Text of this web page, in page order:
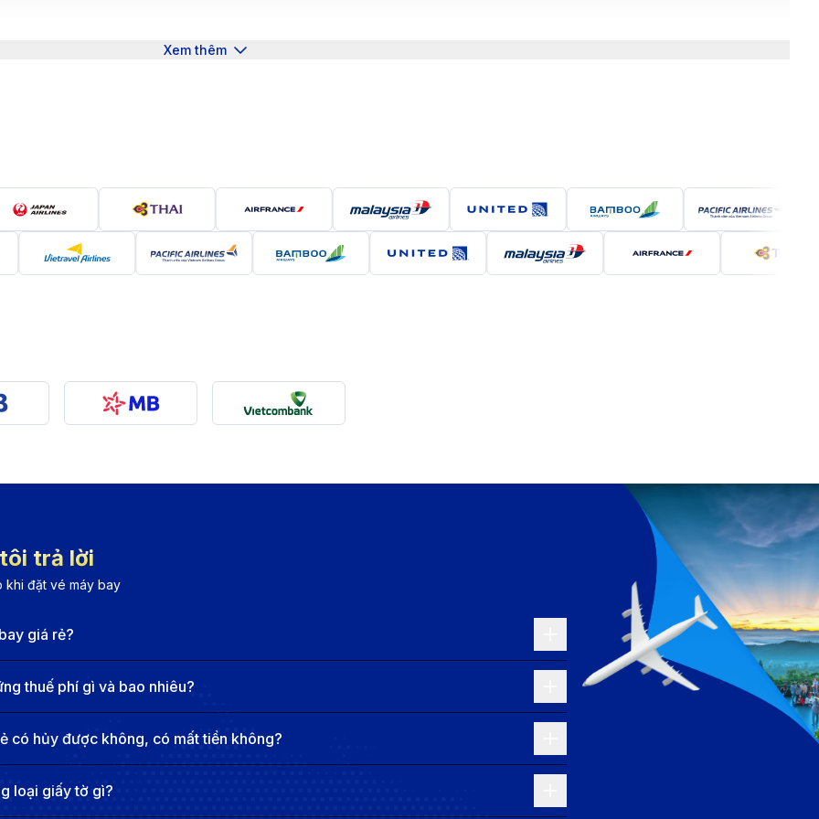
từ Đà Nẵng (sân bay quốc tế Đà Nẵng) đến Hàng Châu (sân bay quốc tế Tiêu Sơn Hàng Châu).
hàng không như Hong Kong Airlines, Hong Kong Express Airlines, Cathay Pacific và Thai Vietjet Air nối
thời gian bay, bao gồm cả thời gian chờ nối chuyến, dao động từ 5 giờ đến 8 giờ.
Đà Nẵng - Hàng Châu
các chuyến bay nối chuyến qua Hong Kong đến Hàng Châu, mang lại sự lựa chọn tiết kiệm cho hành
của Hồng Kông, cung cấp các chuyến bay nối chuyến qua Hong Kong, mang đến các dịch vụ linh hoạt và giá
Kông, cung cấp các chuyến bay nối chuyến đến Hàng Châu với dịch vụ sang trọng, tiện nghi.
Thái Lan và là công ty thành viên của Vietjet Air, cung cấp các chuyến bay nối chuyến qua Bangkok đến
Châu
là một trong những sân bay lớn và quan trọng tại Việt Nam, đứng thứ ba trong số các sân bay quốc tế của
5 km về phía Tây, sân bay này đóng vai trò là cửa ngõ quốc tế chính cho miền Trung Việt Nam. Sân bay Đà
còn là điểm khởi hành quan trọng cho các chuyến bay quốc tế, kết nối thành phố với nhiều địa điểm trên thế
ích, hành khách có thể dễ dàng tìm thấy.
Airport - HGH) là một trong những sân bay lớn và hiện đại nhất khu vực miền Đông Trung Quốc. Nằm
Xem thêm
trả lời
khi đặt vé máy bay
giá rẻ?
thuế phí gì và bao nhiêu?
có hủy được không, có mất tiền không?
loại giấy tờ gì?